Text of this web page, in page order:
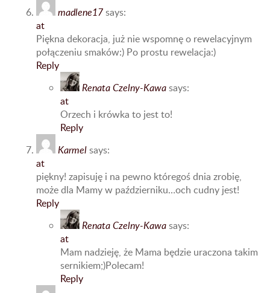
madlene17says:
at
Piękna dekoracja, już nie wspomnę o rewelacyjnym
połączeniu smaków:) Po prostu rewelacja:)
Reply
Renata Czelny-Kawasays:
at
Orzech i krówka to jest to!
Reply
Karmelsays:
at
piękny! zapisuję i na pewno któregoś dnia zrobię,
może dla Mamy w październiku…och cudny jest!
Reply
Renata Czelny-Kawasays:
at
Mam nadzieję, że Mama będzie uraczona takim
sernikiem;)Polecam!
Reply